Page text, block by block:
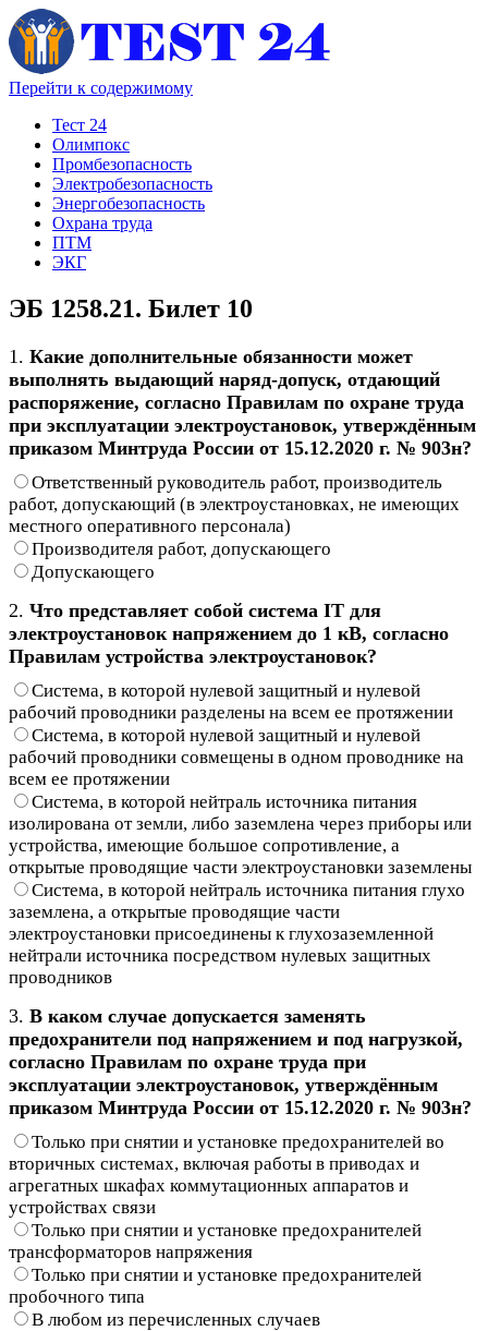
Перейти к содержимому
Тест 24
Олимпокс
Промбезопасность
Электробезопасность
Энергобезопасность
Охрана труда
ПТМ
ЭКГ
ЭБ 1258.21. Билет 10
1. Какие дополнительные обязанности может
выполнять выдающий наряд-допуск, отдающий
распоряжение, согласно Правилам по охране труда
при эксплуатации электроустановок, утверждённым
приказом Минтруда России от 15.12.2020 г. № 903н?
Ответственный руководитель работ, производитель
работ, допускающий (в электроустановках, не имеющих
местного оперативного персонала)
Производителя работ, допускающего
Допускающего
2. Что представляет собой система IT для
электроустановок напряжением до 1 кВ, согласно
Правилам устройства электроустановок?
Система, в которой нулевой защитный и нулевой
рабочий проводники разделены на всем ее протяжении
Система, в которой нулевой защитный и нулевой
рабочий проводники совмещены в одном проводнике на
всем ее протяжении
Система, в которой нейтраль источника питания
изолирована от земли, либо заземлена через приборы или
устройства, имеющие большое сопротивление, а
открытые проводящие части электроустановки заземлены
Система, в которой нейтраль источника питания глухо
заземлена, а открытые проводящие части
электроустановки присоединены к глухозаземленной
нейтрали источника посредством нулевых защитных
проводников
3. В каком случае допускается заменять
предохранители под напряжением и под нагрузкой,
согласно Правилам по охране труда при
эксплуатации электроустановок, утверждённым
приказом Минтруда России от 15.12.2020 г. № 903н?
Только при снятии и установке предохранителей во
вторичных системах, включая работы в приводах и
агрегатных шкафах коммутационных аппаратов и
устройствах связи
Только при снятии и установке предохранителей
трансформаторов напряжения
Только при снятии и установке предохранителей
пробочного типа
В любом из перечисленных случаев